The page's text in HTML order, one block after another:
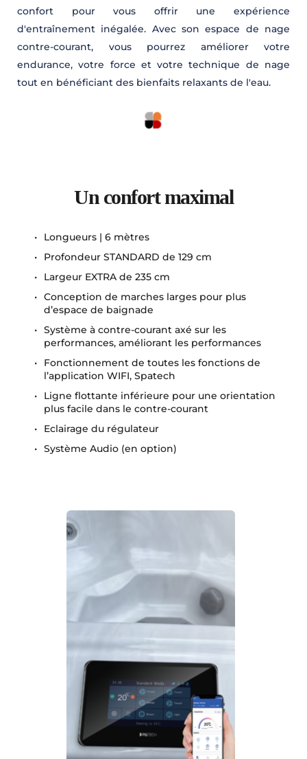
confort pour vous offrir une expérience
d'entraînement inégalée. Avec son espace de nage
contre-courant, vous pourrez améliorer votre
endurance, votre force et votre technique de nage
tout en bénéficiant des bienfaits relaxants de l'eau.
Un confort maximal
Longueurs | 6 mètres
Profondeur STANDARD de 129 cm
Largeur EXTRA de 235 cm
Conception de marches larges pour plus
d’espace de baignade
Système à contre-courant axé sur les
performances, améliorant les performances
Fonctionnement de toutes les fonctions de
l’application WIFI, Spatech
Ligne flottante inférieure pour une orientation
plus facile dans le contre-courant
Eclairage du régulateur
Système Audio (en option)